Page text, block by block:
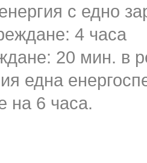
с едно
4 часа
20 мин. в
една
на 6 часа.